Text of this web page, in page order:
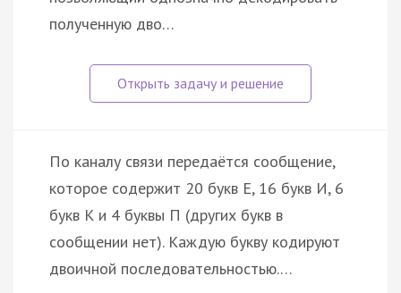
полученную дво…
По каналу связи передаётся сообщение,
которое содержит 20 букв Е, 16 букв И, 6
букв К и 4 буквы П (других букв в
сообщении нет). Каждую букву кодируют
двоичной последовательностью.…